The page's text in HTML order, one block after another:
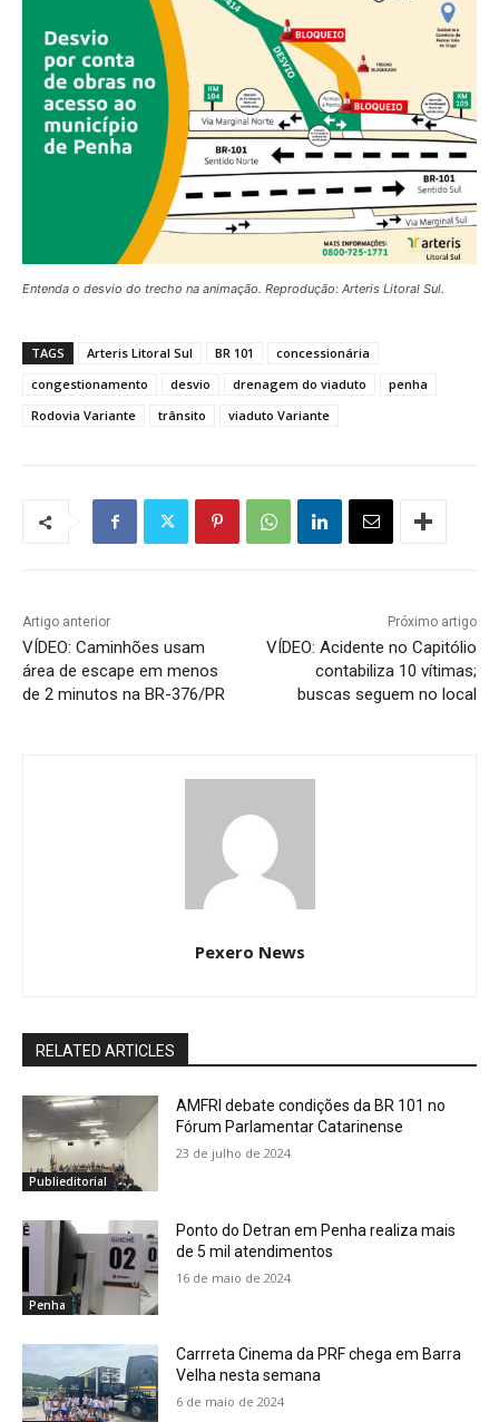
Entenda o desvio do trecho na animação. Reprodução: Arteris Litoral Sul.
TAGS Arteris Litoral Sul BR 101
concessionária
congestionamento
desvio drenagem do viaduto
penha
Rodovia Variante
trânsito viaduto Variante
Artigo anterior
VÍDEO: Caminhões usam
área de escape em menos
de 2 minutos na BR-376/PR
Próximo artigo
VÍDEO: Acidente no Capitólio
contabiliza 10 vítimas;
buscas seguem no local
Pexero News
RELATED ARTICLES
Publieditorial
AMFRI debate condições da BR 101 no
Fórum Parlamentar Catarinense
23 de julho de 2024
Penha
Ponto do Detran em Penha realiza mais
de 5 mil atendimentos
16 de maio de 2024
Carrreta Cinema da PRF chega em Barra
Velha nesta semana
6 de maio de 2024